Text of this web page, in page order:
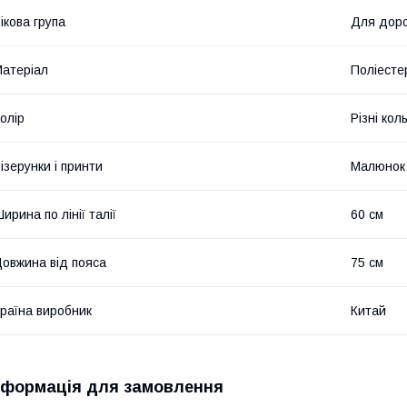
група Для
Різні
і принти Малюнок
по лінії талії 60 см
від пояса 75 см
виробник Китай
для замовлення